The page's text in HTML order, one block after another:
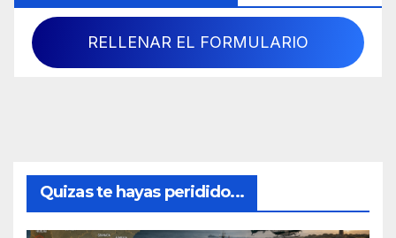
RELLENAR EL FORMULARIO
Quizas te hayas peridido...